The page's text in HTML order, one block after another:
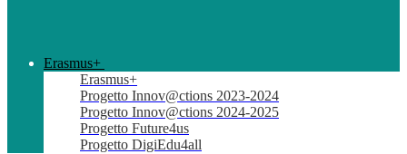
Erasmus+
Erasmus+
Progetto Innov@ctions 2023-2024
Progetto Innov@ctions 2024-2025
Progetto Future4us
Progetto DigiEdu4all